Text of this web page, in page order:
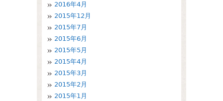
2016年4月
2015年12月
2015年7月
2015年6月
2015年5月
2015年4月
2015年3月
2015年2月
2015年1月